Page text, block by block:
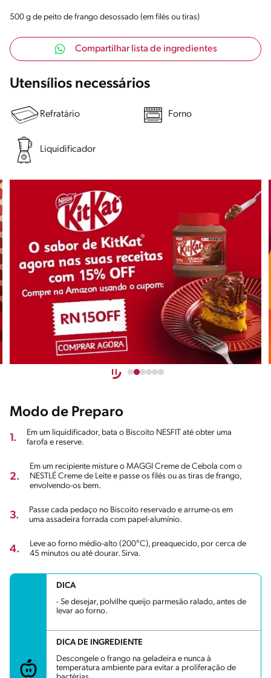
500 g de peito de frango desossado (em filés ou tiras)
Compartilhar lista de ingredientes
Utensílios necessários
Refratário Forno
Liquidificador
Modo de Preparo
1.
Em um liquidificador, bata o Biscoito NESFIT até obter uma
farofa e reserve.
2.
Em um recipiente misture o MAGGI Creme de Cebola com o
NESTLÉ Creme de Leite e passe os filés ou as tiras de frango,
envolvendo-os bem.
3.
Passe cada pedaço no Biscoito reservado e arrume-os em
uma assadeira forrada com papel-alumínio.
4.
Leve ao forno médio-alto (200°C), preaquecido, por cerca de
45 minutos ou até dourar. Sirva.
DICA
- Se desejar, polvilhe queijo parmesão ralado, antes de
levar ao forno.
DICA DE INGREDIENTE
Descongele o frango na geladeira e nunca à
temperatura ambiente para evitar a proliferação de